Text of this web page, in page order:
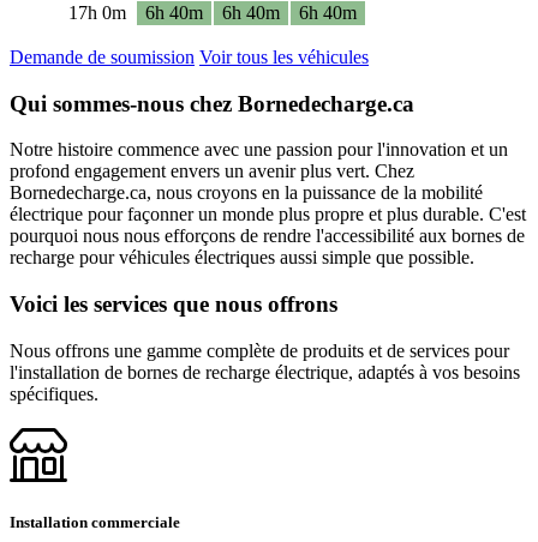
17h 0m
6h 40m 6h 40m 6h 40m
Demande de soumission Voir tous les véhicules
Qui sommes-nous chez Bornedecharge.ca
Notre histoire commence avec une passion pour l'innovation et un
profond engagement envers un avenir plus vert. Chez
Bornedecharge.ca, nous croyons en la puissance de la mobilité
électrique pour façonner un monde plus propre et plus durable. C'est
pourquoi nous nous efforçons de rendre l'accessibilité aux bornes de
recharge pour véhicules électriques aussi simple que possible.
Voici les services que nous offrons
Nous offrons une gamme complète de produits et de services pour
l'installation de bornes de recharge électrique, adaptés à vos besoins
spécifiques.
Installation commerciale